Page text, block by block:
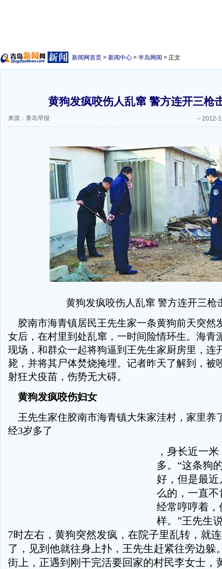
新闻网首页 > 新闻中心 > 半岛网闻 > 正文
黄狗发疯咬伤人乱窜 警方连开三枪
来源：青岛早报 -- 2012-
黄狗发疯咬伤人乱窜 警方连开三枪
胶南市海青镇居民王先生家一条黄狗前天突然
女后，在村里到处乱窜，一时间险情环生。海青
现场，和群众一起将狗逼到王先生家厨房里，连
毙，并将其尸体焚烧掩埋。记者昨天了解到，被
射狂犬疫苗，伤势无大碍。
黄狗发疯咬伤妇女
王先生家住胶南市海青镇大朱家洼村，家里养
经3岁多了
，身长近一
多。“这条狗
好，但是最
么的，一直
经常哼哼着
样。”王先生
7时左右，黄狗突然发疯，在院子里乱转，就
了，见到他就往身上扑，王先生赶紧往旁边躲
街上，正遇到刚干完活要回家的村民李女士，